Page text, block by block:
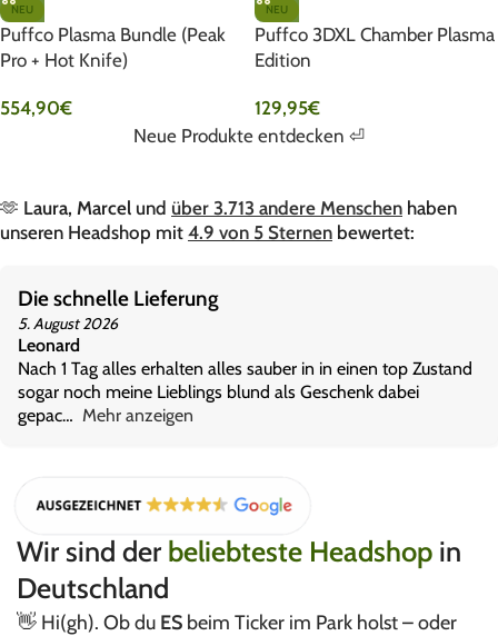
NEU
Puffco Plasma Bundle (Peak
Pro + Hot Knife)
554,90€
NEU
Puffco 3DXL Chamber Plasma
Edition
129,95€
Neue Produkte entdecken ⏎
🫶 Laura, Marcel und über 3.713 andere Menschen haben
unseren Headshop mit 4.9 von 5 Sternen bewertet:
Schnelle Antwort und super nett
4. August 2026
Amélie
Ich habe sehr schnell und eine sehr nette Naricht auf meine
Frage bekommen. Das Versenden sieht bis jetzt viel
versprech
Mehr anzeigen
Wir sind der beliebteste Headshop in
Deutschland
👋 Hi(gh). Ob du ES beim Ticker im Park holst – oder